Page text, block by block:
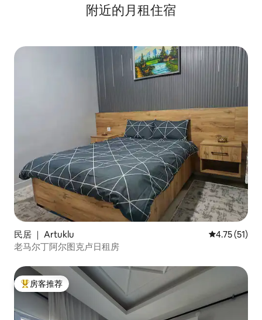
附近的月租住宿
民居 ｜ Artuklu 平均评分
4.75 (51)
老马尔丁阿尔图克卢日租房
热门「房客推荐」
房客推荐